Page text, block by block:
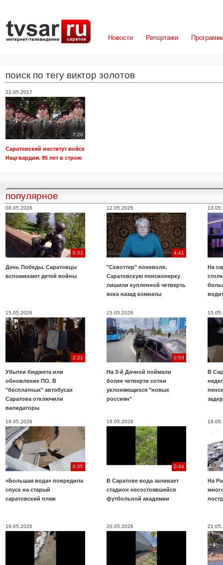
Новости Репортажи
поиск по тегу виктор золотов
22.05.2017
7:20
Саратовский институт войск
Нацгвардии. 85 лет в строю
популярное
08.05.2026
0:33
День Победы. Саратовцы
вспоминают детей войны
12.05.2026
4:41
"Сквоттер" поневоле.
Саратовскую пенсионерку
лишили купленной четверть
века назад комнаты
На
15.05.2026
2:21
Убытки бюджета или
обновление ПО. В
"бесплатных" автобусах
Саратова отключили
валидаторы
15.05.2026
0:53
На 3-й Дачной поймали
более четверти сотни
уклоняющихся "новых
россиян"
В
18.05.2026
0:35
«Большая вода» повредила
спуск на старый
саратовский пляж
18.05.2026
0:44
В Саратове вода заливает
стадион несостоявшейся
футбольной академии
На
19.05.2026 20.05.2026